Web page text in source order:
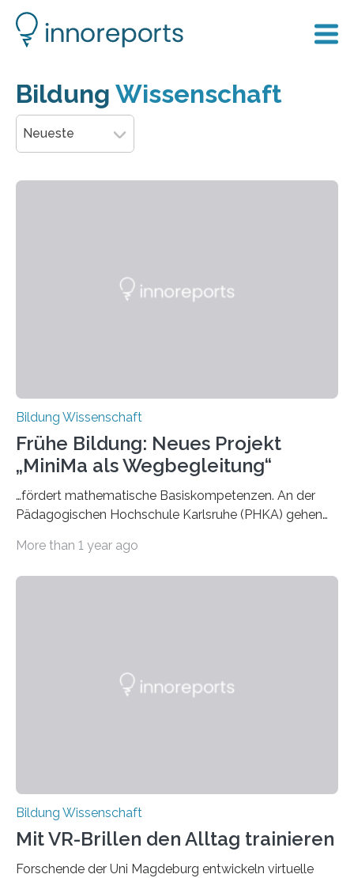
Bildung Wissenschaft
Neueste
Bildung Wissenschaft
Frühe Bildung: Neues Projekt
„MiniMa als Wegbegleitung“
…fördert mathematische Basiskompetenzen. An der
Pädagogischen Hochschule Karlsruhe (PHKA) gehen
mathematischer Bildung Hand in Hand. Im neuen
Kinder dabei unterstützen, mathematische
More than 1 year ago
Bildung Wissenschaft
Mit VR-Brillen den Alltag trainieren
Forschende der Uni Magdeburg entwickeln virtuelle